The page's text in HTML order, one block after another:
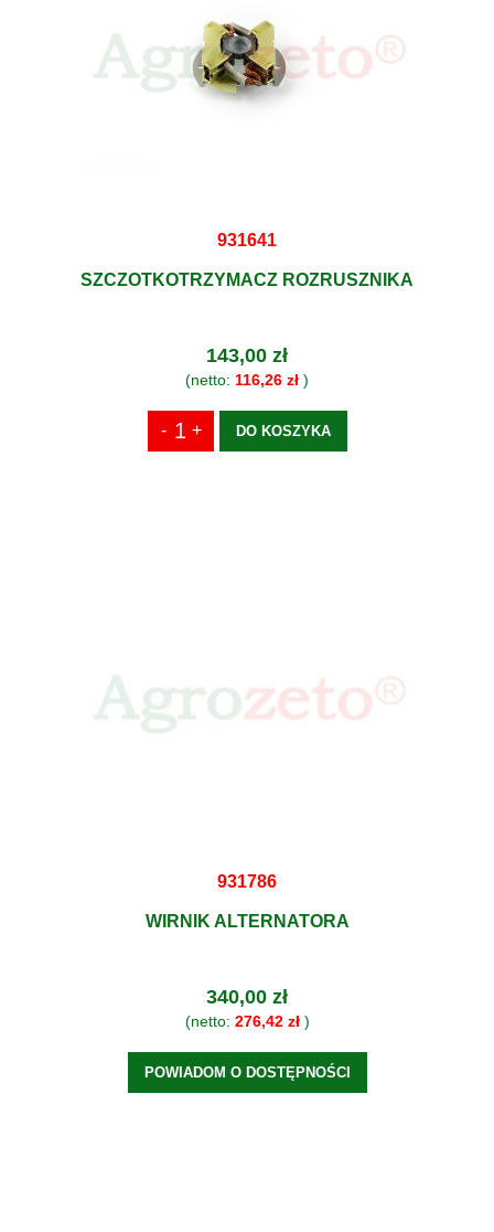
931641
SZCZOTKOTRZYMACZ ROZRUSZNIKA
143,00 zł
(netto: 116,26 zł )
DO KOSZYKA
931786
WIRNIK ALTERNATORA
340,00 zł
(netto: 276,42 zł)
POWIADOM O DOSTĘPNOŚCI